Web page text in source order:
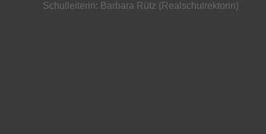
Schulleiterin: Barbara Rütz (Realschulrektorin)